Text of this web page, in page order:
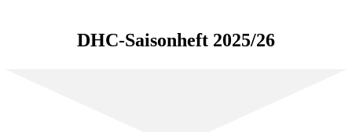
DHC-Saisonheft 2025/26